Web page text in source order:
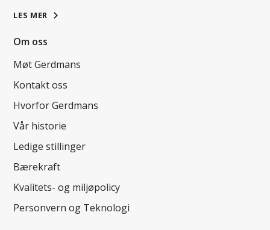
LES MER
Om oss
Møt Gerdmans
Kontakt oss
Hvorfor Gerdmans
Vår historie
Ledige stillinger
Bærekraft
Kvalitets- og miljøpolicy
Personvern og Teknologi